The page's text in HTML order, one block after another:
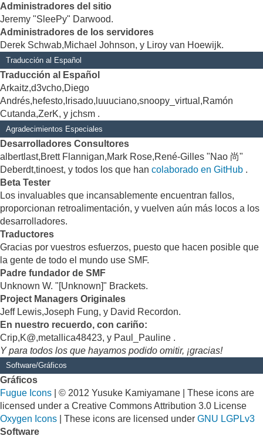
Administradores del sitio
Jeremy "SleePy" Darwood.
Administradores de los servidores
Derek Schwab,Michael Johnson, y Liroy van Hoewijk.
Traducción al Español
Traducción al Español
Arkaitz,d3vcho,Diego
Andrés,hefesto,Irisado,luuuciano,snoopy_virtual,Ramón
Cutanda,ZerK, y jchsm .
Agradecimientos Especiales
Desarrolladores Consultores
albertlast,Brett Flannigan,Mark Rose,René-Gilles "Nao 尚"
Deberdt,tinoest, y todos los que han colaborado en GitHub .
Beta Tester
Los invaluables que incansablemente encuentran fallos,
proporcionan retroalimentación, y vuelven aún más locos a los
desarrolladores.
Traductores
Gracias por vuestros esfuerzos, puesto que hacen posible que
la gente de todo el mundo use SMF.
Padre fundador de SMF
Unknown W. "[Unknown]" Brackets.
Project Managers Originales
Jeff Lewis,Joseph Fung, y David Recordon.
En nuestro recuerdo, con cariño:
Crip,K@,metallica48423, y Paul_Pauline .
Y para todos los que hayamos podido omitir, ¡gracias!
Software/Gráficos
Gráficos
Fugue Icons | © 2012 Yusuke Kamiyamane | These icons are
licensed under a Creative Commons Attribution 3.0 License
Oxygen Icons | These icons are licensed under GNU LGPLv3
Software